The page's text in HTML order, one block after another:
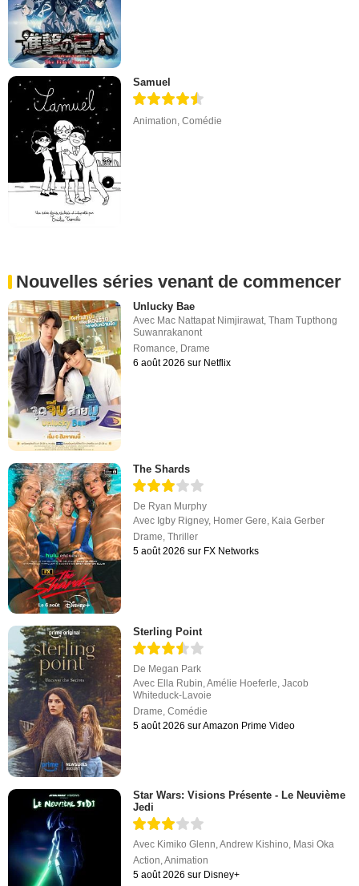
Samuel
Animation,Comédie
Nouvelles séries venant de commencer
Unlucky Bae
Avec Mac Nattapat Nimjirawat ,Tham Tupthong
Suwanrakanont
Romance Drame
6 août 2026 sur Netflix
The Shards
De Ryan Murphy
Avec Igby Rigney, Homer Gere, Kaia Gerber
Drame,Thriller
5 août 2026 sur FX Networks
Sterling Point
De Megan Park
Avec Ella Rubin,Amélie Hoeferle,Jacob
Whiteduck-Lavoie
Drame,Comédie
5 août 2026 sur Amazon Prime Video
Star Wars: Visions Présente - Le Neuvième
Jedi
Avec Kimiko Glenn ,Andrew Kishino Masi Oka
Action ,Animation
5 août 2026 sur Disney+